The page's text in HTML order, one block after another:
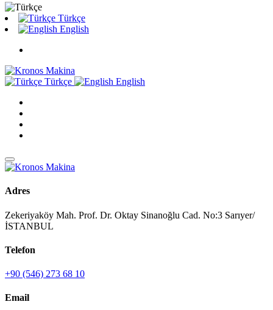
Türkçe
English
Türkçe English
Adres
Zekeriyaköy Mah. Prof. Dr. Oktay Sinanoğlu Cad. No:3 Sarıyer/
İSTANBUL
Telefon
+90 (546) 273 68 10
Email